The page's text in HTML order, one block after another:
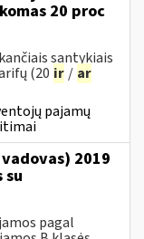
20 proc
santykiais
(20 ir / ar
pajamų
vadovas) 2019
su
pagal